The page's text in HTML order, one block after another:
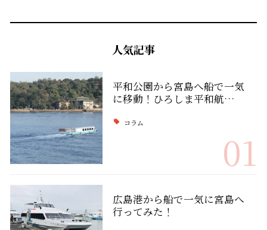
人気記事
平和公園から宮島へ船で一気
に移動！ひろしま平和航…
コラム
01
広島港から船で一気に宮島へ
行ってみた！